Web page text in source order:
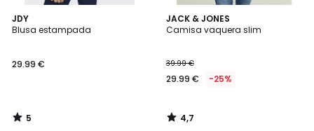
JDY
Blusa estampada
29.99 €
5
/
5
/
JACK & JONES
Camisa vaquera slim
39.99 €
29.99 € -25%
4,7
/ 5
4,7
/